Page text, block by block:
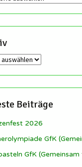
Beiträge
2026
GfK
GfK (Gemeinsam